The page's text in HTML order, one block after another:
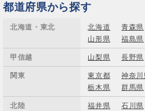
都道府県から探す
北海道・東北 北海道 青森県
山形県
福島県
甲信越 山梨県 長野県
関東 東京都 神奈川
栃木県
群馬県
北陸 福井県 石川県